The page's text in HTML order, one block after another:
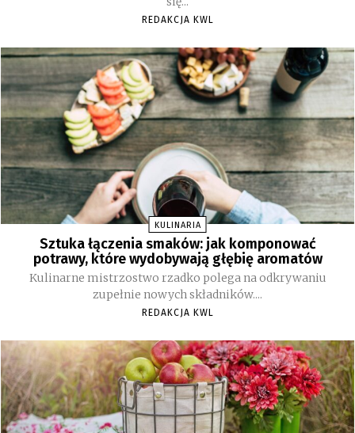
REDAKCJA KWL
KULINARIA
Sztuka łączenia smaków: jak komponować
potrawy, które wydobywają głębię aromatów
Kulinarne mistrzostwo rzadko polega na odkrywaniu
zupełnie nowych składników....
REDAKCJA KWL